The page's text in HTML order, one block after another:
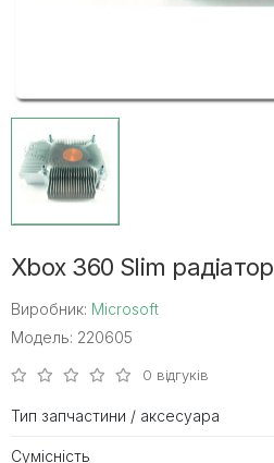
Xbox 360 Slim радіатор
Виробник: Microsoft
Модель: 220605
0 відгуків
Тип запчастини / аксесуара
Сумісність